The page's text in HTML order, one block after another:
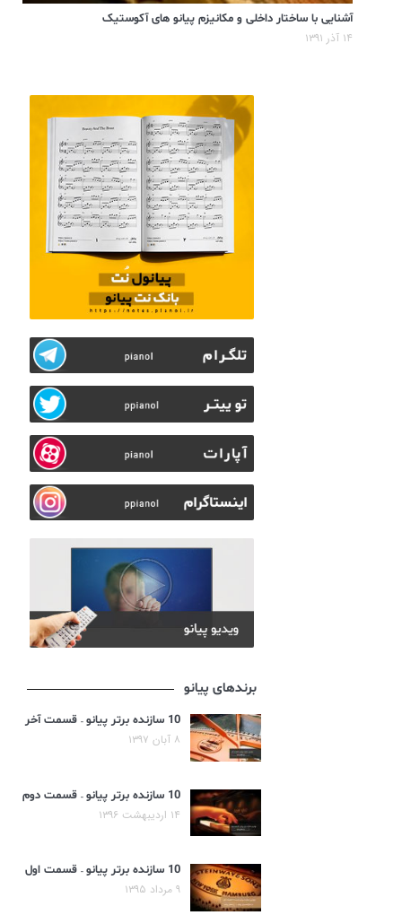
آشنایی با ساختار داخلی و مکانیزم پیانو های آکوستیک
۱۴ آذر ۱۳۹۱
برندهای پیانو
10 سازنده برتر پیانو – قسمت آخر
۸ آبان ۱۳۹۷
10 سازنده برتر پیانو – قسمت دوم
۱۴ اردیبهشت ۱۳۹۶
10 سازنده برتر پیانو – قسمت اول
۹ مرداد ۱۳۹۵